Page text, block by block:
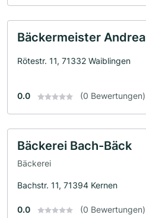
Bäckermeister
Rötestr. 11, 71332 Waiblingen
0.0 (0 Bewertungen)
Bäckerei Bach-Bäck
Bäckerei
Bachstr. 11, 71394 Kernen
0.0 (0 Bewertungen)